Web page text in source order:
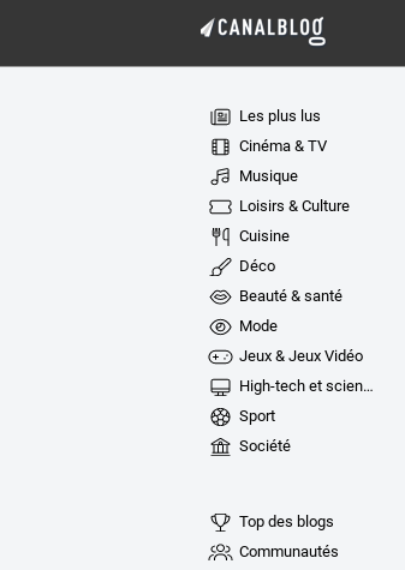
Les plus lus
Cinéma & TV
Musique
Loisirs & Culture
Cuisine
Déco
Beauté & santé
Mode
Jeux & Jeux Vidéo
High-tech et sciences
Sport
Société
Top des blogs
Communautés